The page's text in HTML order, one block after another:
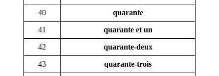
quarante
40
quarante et un
41
quarante-deux
42
quarante-trois
43